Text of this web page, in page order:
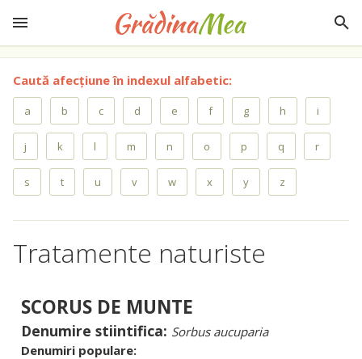
Caută afecțiune în indexul alfabetic:
a b c d e f g h i
j k l m n o p q r
s t u v w x y z
Tratamente naturiste
SCORUS DE MUNTE
Denumire stiintifica: Sorbus aucuparia
Denumiri populare: